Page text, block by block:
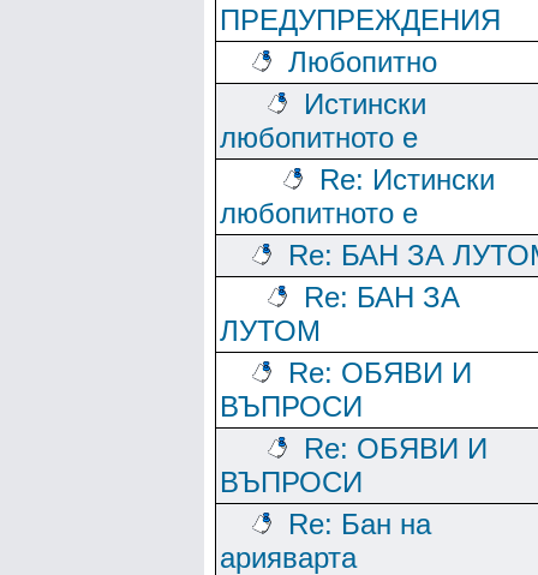
ПРЕДУПРЕЖДЕНИЯ
Любопитно
Истински
любопитното е
Re: Истински
любопитното е
Re: БАН ЗА
Re: БАН ЗА
ЛУТОМ
Re: ОБЯВИ И
ВЪПРОСИ
Re: ОБЯВИ И
ВЪПРОСИ
Re: Бан на
арияварта